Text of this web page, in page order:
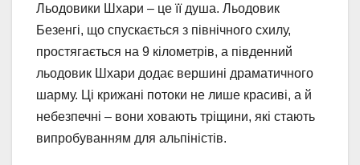
Льодовики Шхари – це її душа. Льодовик
Безенгі, що спускається з північного схилу,
простягається на 9 кілометрів, а південний
льодовик Шхари додає вершині драматичного
шарму. Ці крижані потоки не лише красиві, а й
небезпечні – вони ховають тріщини, які стають
випробуванням для альпіністів.